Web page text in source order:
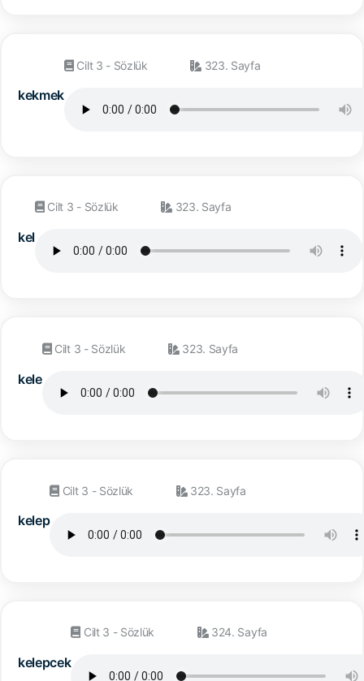
kekmek
Cilt 3 - Sözlük 323. Sayfa
kel
Cilt 3 - Sözlük 323. Sayfa
kele
Cilt 3 - Sözlük 323. Sayfa
kelep
Cilt 3 - Sözlük 323. Sayfa
kelepcek
Cilt 3 - Sözlük 324. Sayfa